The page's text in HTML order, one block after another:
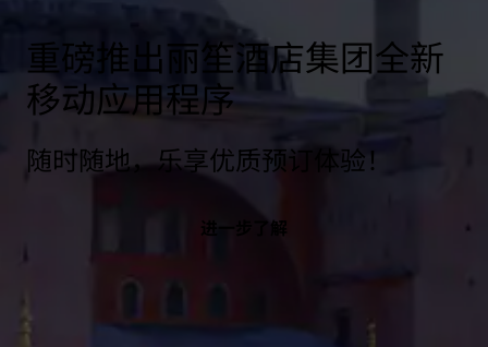
重磅推出丽笙酒店集团全新
移动应用程序
随时随地，乐享优质预订体验！
进一步了解